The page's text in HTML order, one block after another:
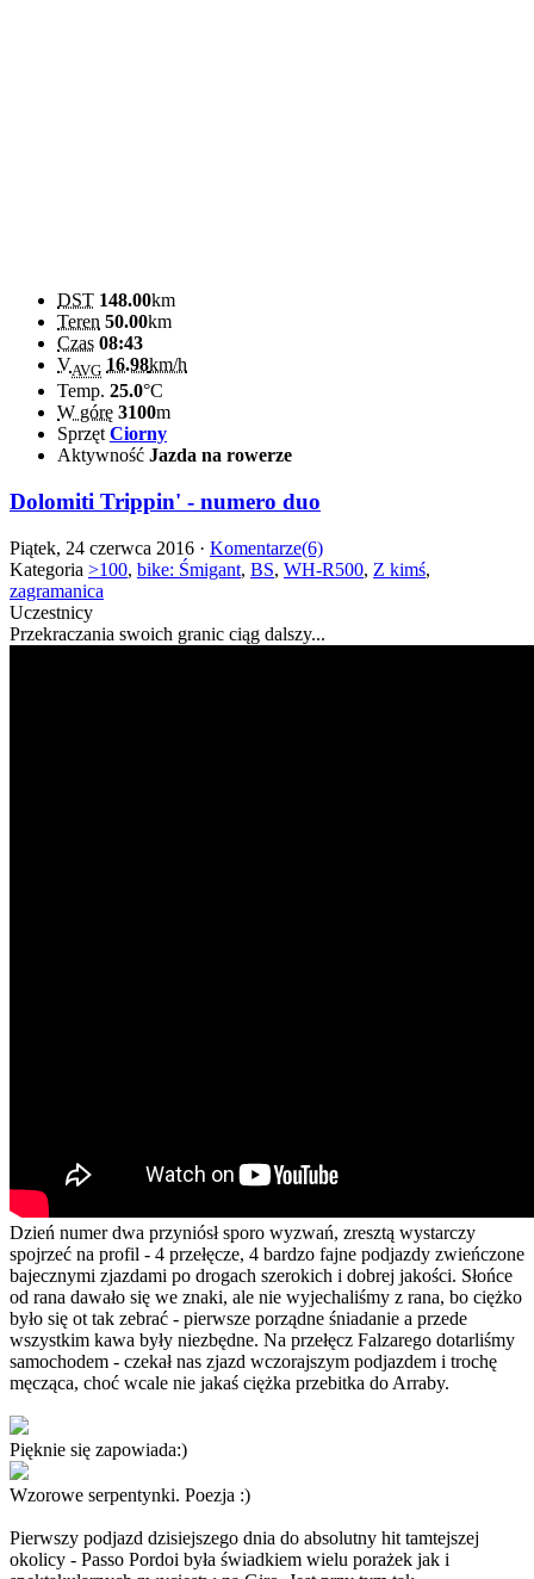
DST 148.00km
Teren 50.00km
Czas 08:43
VAVG 16.98km/h
Temp. 25.0°C
W górę 3100m
SprzętCiorny
Aktywność Jazda na rowerze
Dolomiti Trippin' - numero duo
Piątek, 24 czerwca 2016 · Komentarze(6)
Kategoria >100, bike: Śmigant, BS, WH-R500, Z kimś,
zagramanica
Uczestnicy
Przekraczania swoich granic ciąg dalszy...
Dzień numer dwa przyniósł sporo wyzwań, zresztą wystarczy
spojrzeć na profil - 4 przełęcze, 4 bardzo fajne podjazdy zwieńczone
bajecznymi zjazdami po drogach szerokich i dobrej jakości. Słońce
od rana dawało się we znaki, ale nie wyjechaliśmy z rana, bo ciężko
było się ot tak zebrać - pierwsze porządne śniadanie a przede
wszystkim kawa były niezbędne. Na przełęcz Falzarego dotarliśmy
samochodem - czekał nas zjazd wczorajszym podjazdem i trochę
męcząca, choć wcale nie jakaś ciężka przebitka do Arraby.
Pięknie się zapowiada:)
Wzorowe serpentynki. Poezja :)
Pierwszy podjazd dzisiejszego dnia do absolutny hit tamtejszej
okolicy - Passo Pordoi była świadkiem wielu porażek jak i